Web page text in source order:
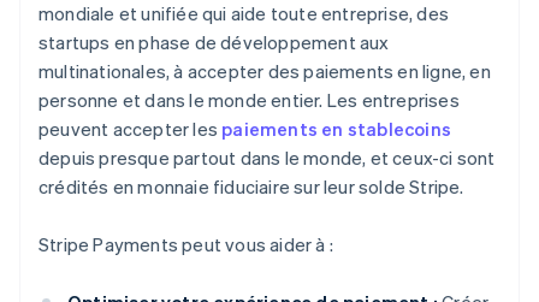
mondiale et unifiée qui aide toute entreprise, des
startups en phase de développement aux
multinationales, à accepter des paiements en ligne, en
personne et dans le monde entier. Les entreprises
peuvent accepter les paiements en stablecoins
depuis presque partout dans le monde, et ceux-ci sont
crédités en monnaie fiduciaire sur leur solde Stripe.
Stripe Payments peut vous aider à :